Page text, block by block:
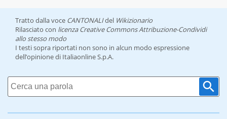
Tratto dalla voce CANTONALIdel Wikizionario
Rilasciato con licenza Creative Commons Attribuzione-Condividi
allo stesso modo
I testi sopra riportati non sono in alcun modo espressione
dell’opinione di Italiaonline S.p.A.